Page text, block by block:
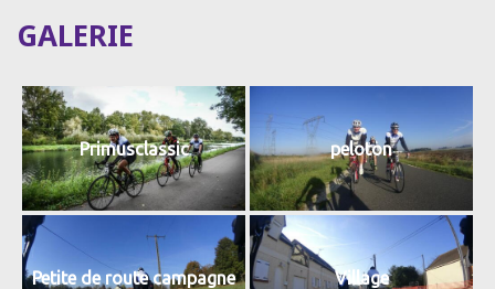
GALERIE
Primusclassic peloton
Petite de route campagne Village